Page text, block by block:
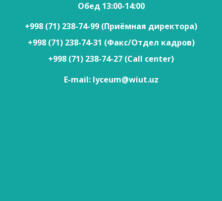
Обед 13:00-14:00
+998 (71) 238-74-99 (Приёмная директора)
+998 (71) 238-74-31 (Факс/Отдел кадров)
+998 (71) 238-74-27 (Call center)
E-mail: lyceum@wiut.uz